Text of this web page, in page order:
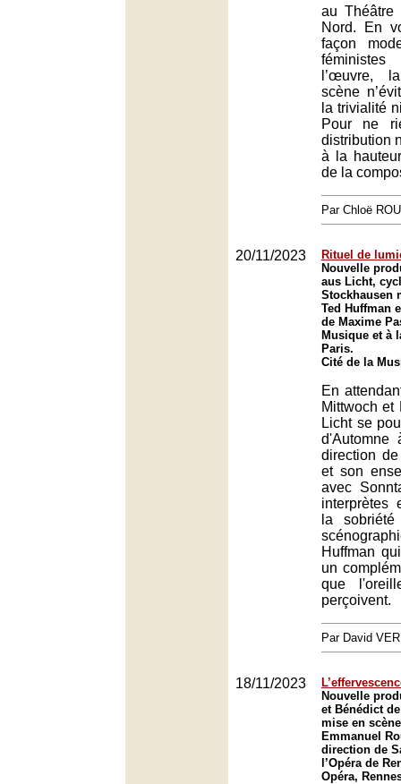
au Théâtre
Nord. En
façon
l’œuvre,
scène
la trivialité
Pour ne
distribution
à la
de la
Par Chloë
20/11/2023
Rituel de
Nouvelle
aus Licht,
Stockhausen
Ted Huffman
de Maxime
Musique et à
Paris.
Cité de la
En
Mittwoch et
Licht se
d'Automne
direction
et son
avec
interprètes
la
Huffman
un
que
perçoivent.
Par David
18/11/2023
Nouvelle
et Bénédict
mise en
Emmanuel
direction de
l’Opéra de
Opéra,